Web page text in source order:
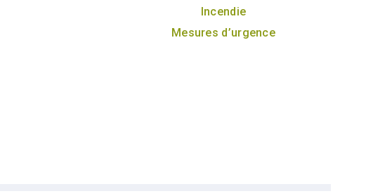
Incendie
Mesures d’urgence